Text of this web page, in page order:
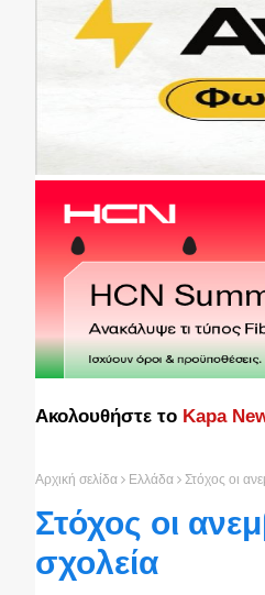
Ακολουθήστε το Kapa
Αρχική σελίδα Ελλάδα Στόχος οι
Στόχος οι
σχολεία